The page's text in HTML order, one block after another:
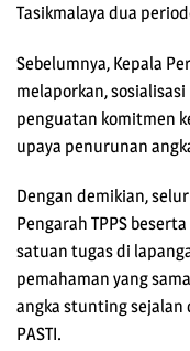
Tasikmalaya dua
Sebelumnya, Kepala
melaporkan,
penguatan komitmen
upaya penurunan
Dengan demikian,
Pengarah TPPS
satuan tugas di
pemahaman yang
angka stunting sejalan
PASTI.